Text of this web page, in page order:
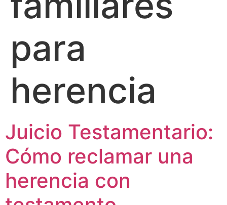
para
herencia
Juicio Testamentario:
Cómo reclamar una
herencia con